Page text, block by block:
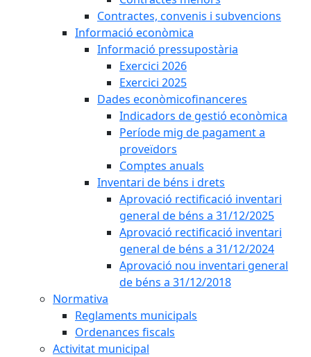
Contractes, convenis i subvencions
Informació econòmica
Informació pressupostària
Exercici 2026
Exercici 2025
Dades econòmicofinanceres
Indicadors de gestió econòmica
Període mig de pagament a
proveïdors
Comptes anuals
Inventari de béns i drets
Aprovació rectificació inventari
general de béns a 31/12/2025
Aprovació rectificació inventari
general de béns a 31/12/2024
Aprovació nou inventari general
de béns a 31/12/2018
Normativa
Reglaments municipals
Ordenances fiscals
Activitat municipal